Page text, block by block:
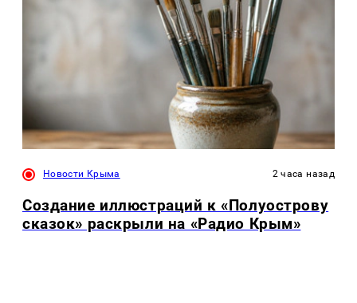
Новости Крыма 2 часа назад
Создание иллюстраций к «Полуострову
сказок» раскрыли на «Радио Крым»